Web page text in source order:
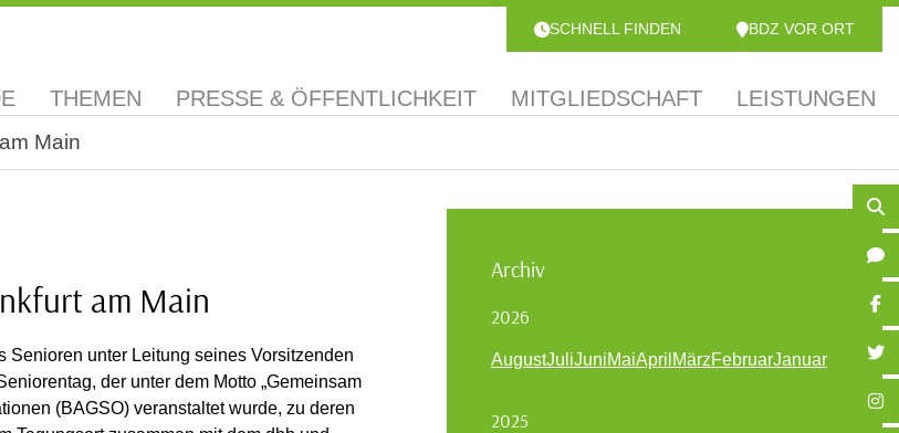
SCHNELL FINDEN BDZ VOR ORT
THEMEN PRESSE & ÖFFENTLICHKEIT MITGLIEDSCHAFT LEISTUNGEN
Main
am Main
Senioren unter Leitung seines Vorsitzenden
der unter dem Motto „Gemeinsam
(BAGSO) veranstaltet wurde, zu deren
Archiv
2026
AugustJuliJuniMaiApril MärzFebruarJanuar
2025